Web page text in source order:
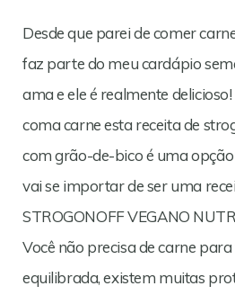
Desde que parei de comer
faz parte do meu cardápio
ama e ele é realmente
coma carne esta receita de
com grão-de-bico é uma
vai se importar de ser uma
STROGONOFF VEGANO
Você não precisa de carne
equilibrada, existem muitas